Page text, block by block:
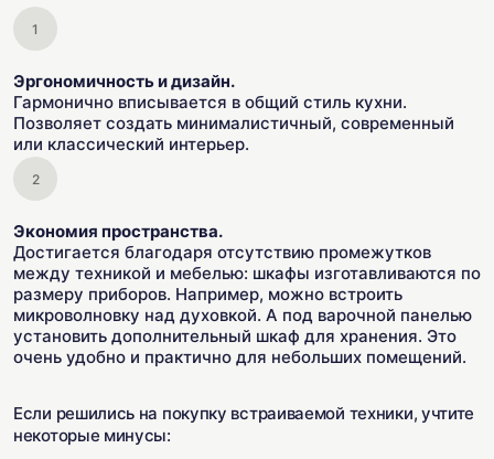
Эргономичность и дизайн.
Гармонично вписывается в общий стиль кухни.
Позволяет создать минималистичный, современный
или классический интерьер.
Экономия пространства.
Достигается благодаря отсутствию промежутков
между техникой и мебелью: шкафы изготавливаются по
размеру приборов. Например, можно встроить
микроволновку над духовкой. А под варочной панелью
установить дополнительный шкаф для хранения. Это
очень удобно и практично для небольших помещений.
Если решились на покупку встраиваемой техники, учтите
некоторые минусы: